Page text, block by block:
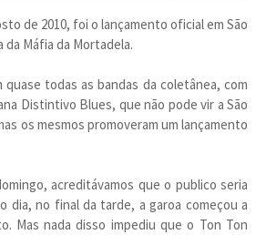
de 2010, foi o lançamento oficial em São
da Máfia da Mortadela.
todas as bandas da coletânea, com
Distintivo Blues, que não pode vir a São
os mesmos promoveram um lançamento
acreditávamos que o publico seria
dia, no final da tarde, a garoa começou a
Mas nada disso impediu que o Ton Ton